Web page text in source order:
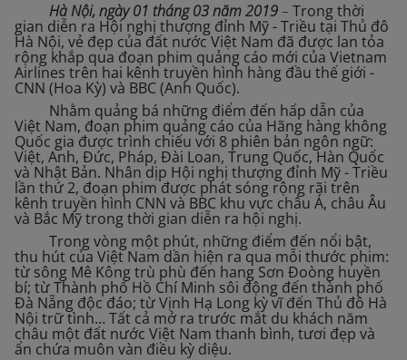
Hà Nội, ngày 01 tháng 03 năm 2019– Trong thời
gian diễn ra Hội nghị thượng đỉnh Mỹ - Triều tại Thủ đô
Hà Nội, vẻ đẹp của đất nước Việt Nam đã được lan tỏa
rộng khắp qua đoạn phim quảng cáo mới của Vietnam
Airlines trên hai kênh truyền hình hàng đầu thế giới -
CNN (Hoa Kỳ) và BBC (Anh Quốc).
Nhằm quảng bá những điểm đến hấp dẫn của
Việt Nam, đoạn phim quảng cáo của Hãng hàng không
Quốc gia được trình chiếu với 8 phiên bản ngôn ngữ:
Việt, Anh, Đức, Pháp, Đài Loan, Trung Quốc, Hàn Quốc
và Nhật Bản. Nhân dịp Hội nghị thượng đỉnh Mỹ - Triều
lần thứ 2, đoạn phim được phát sóng rộng rãi trên
kênh truyền hình CNN và BBC khu vực châu Á, châu Âu
và Bắc Mỹ trong thời gian diễn ra hội nghị.
Trong vòng một phút, những điểm đến nổi bật,
thu hút của Việt Nam dần hiện ra qua mỗi thước phim:
từ sông Mê Kông trù phù đến hang Sơn Đoòng huyền
bí; từ Thành phố Hồ Chí Minh sôi động đến thành phố
Đà Nẵng độc đáo; từ Vịnh Hạ Long kỳ vĩ đến Thủ đô Hà
Nội trữ tình… Tất cả mở ra trước mắt du khách năm
châu một đất nước Việt Nam thanh bình, tươi đẹp và
ẩn chứa muôn vàn điều kỳ diệu.